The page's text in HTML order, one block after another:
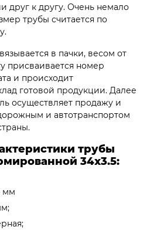
друг к другу. Очень немало
трубы считается по
в пачки, весом от
присваивается номер
и происходит
готовой продукции. Далее
осуществляет продажу и
и автотранспортом
трубы
34х3.5:
мм